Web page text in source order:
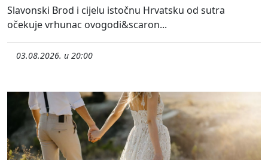
Slavonski Brod i cijelu istočnu Hrvatsku od sutra
očekuje vrhunac ovogodi&scaron...
03.08.2026. u 20:00